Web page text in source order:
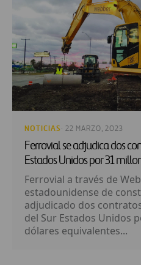
NOTICIAS · 22 MARZO, 2023
Ferrovial se adjudica dos
Estados Unidos por 31
Ferrovial a través de
estadounidense de
adjudicado dos
del Sur Estados Unidos
dólares equivalentes...